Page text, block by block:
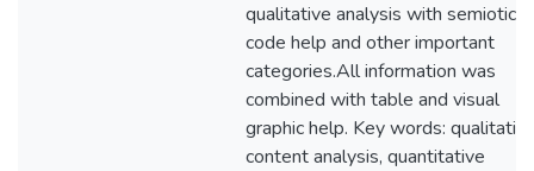
qualitative analysis with semiotic
code help and other important
categories.All information was
combined with table and visual
graphic help. Key words:
content analysis, quantitative